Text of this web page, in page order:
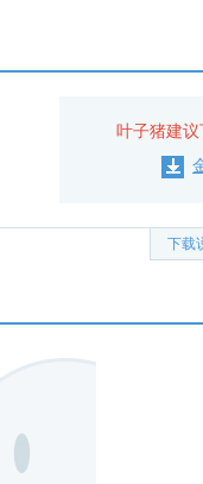
叶子猪建
下载